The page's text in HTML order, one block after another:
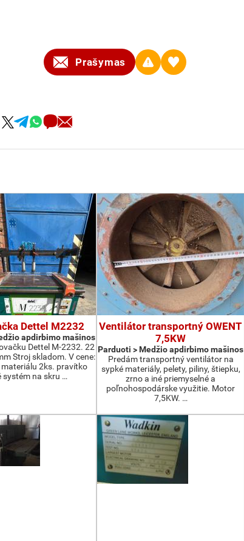
Prašymas
Dettel M2232
apdirbimo mašinos
Dettel M-2232. 22
Stroj skladom. V cene:
2ks. pravítko
systém na skru …
Ventilátor transportný OWENT
7,5KW
Parduoti > Medžio apdirbimo mašinos
Predám transportný ventilátor na
sypké materiály, pelety, piliny, štiepku,
zrno a iné priemyselné a
poľnohospodárske využitie. Motor
7,5KW. …